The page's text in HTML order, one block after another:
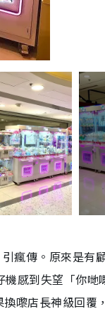
瘋傳。原來是有
機感到失望「你
嚟店長神級回覆